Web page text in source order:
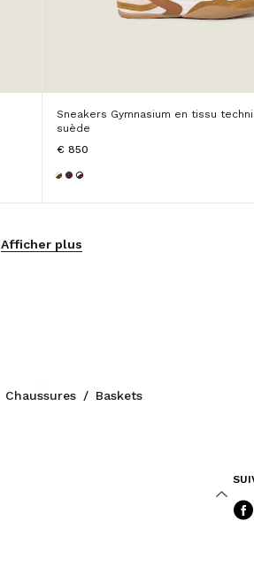
Sneakers Gymnasium en tissu
suède
€ 850
Afficher plus
Chaussures / Baskets